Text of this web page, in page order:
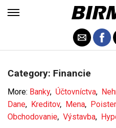
Category: Financie
More: Banky, Účtovníctva,
Dane, Kreditov, Mena,
Obchodovanie, Výstavba,